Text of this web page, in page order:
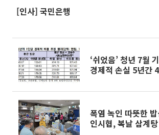
[인사] 국민은행
‘쉬었음’ 청년 7월
경제적 손실 5년간
폭염 녹인 따뜻한
인시협, 복날 삼계